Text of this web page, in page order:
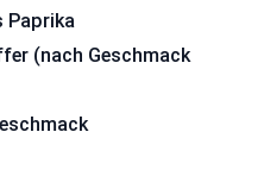
Paprika
(nach Geschmack